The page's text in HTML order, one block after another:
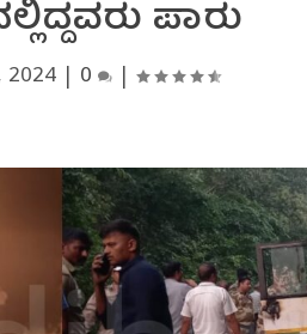
ಪಾರು
2024| 0 |